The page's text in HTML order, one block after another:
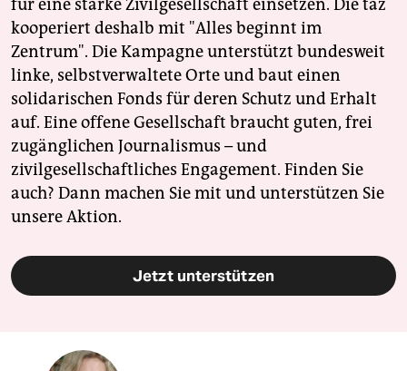
für eine starke Zivilgesellschaft einsetzen. Die taz
kooperiert deshalb mit "Alles beginnt im
Zentrum". Die Kampagne unterstützt bundesweit
linke, selbstverwaltete Orte und baut einen
solidarischen Fonds für deren Schutz und Erhalt
auf. Eine offene Gesellschaft braucht guten, frei
zugänglichen Journalismus – und
zivilgesellschaftliches Engagement. Finden Sie
auch? Dann machen Sie mit und unterstützen Sie
unsere Aktion.
Jetzt unterstützen